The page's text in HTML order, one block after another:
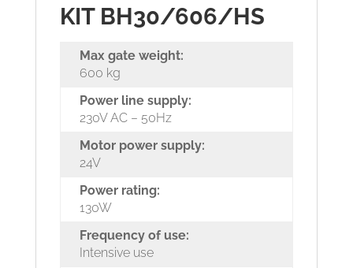
KIT BH30/606/HS
Max gate weight:
600 kg
Power line supply:
230V AC – 50Hz
Motor power supply:
24V
Power rating:
130W
Frequency of use:
Intensive use